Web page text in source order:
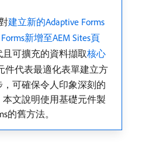
建立新的Adaptive Forms
新增至AEM Sites頁
且可擴充的資料擷取核心
件代表最適化表單建立方
可確保令人印象深刻的
文說明使用基礎元件製
的舊方法。